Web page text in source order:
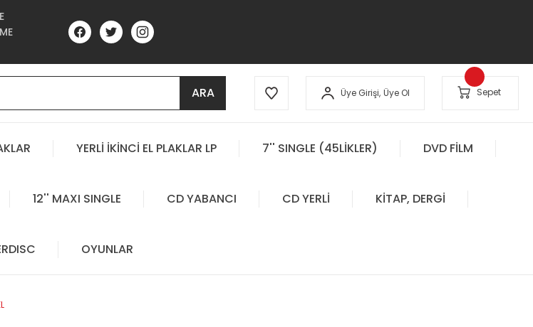
ARA Üye Girişi, Üye Ol Sepet
YERLİ İKİNCİ EL PLAKLAR LP 7'' SINGLE (45LİKLER) DVD FİLM
12'' MAXI SINGLE CD YABANCI CD YERLİ KİTAP, DERGİ
OYUNLAR